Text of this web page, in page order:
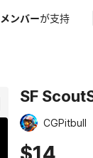
ンバーが支持
SF
CGPitbull